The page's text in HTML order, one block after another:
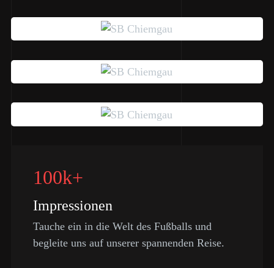
100k+
Impressionen
Tauche ein in die Welt des Fußballs und
begleite uns auf unserer spannenden Reise.